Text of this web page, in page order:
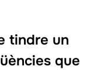
tindre un
que